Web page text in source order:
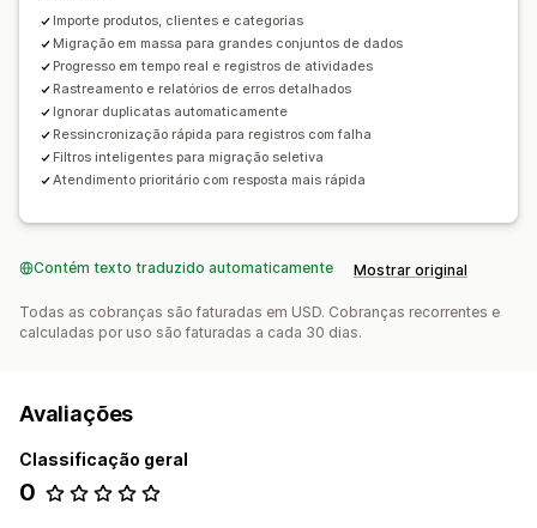
Importe produtos, clientes e categorias
Migração em massa para grandes conjuntos de dados
Progresso em tempo real e registros de atividades
Rastreamento e relatórios de erros detalhados
Ignorar duplicatas automaticamente
Ressincronização rápida para registros com falha
Filtros inteligentes para migração seletiva
Atendimento prioritário com resposta mais rápida
Contém texto traduzido automaticamente Mostrar original
Todas as cobranças são faturadas em USD. Cobranças recorrentes e
calculadas por uso são faturadas a cada 30 dias.
Avaliações
Classificação geral
0